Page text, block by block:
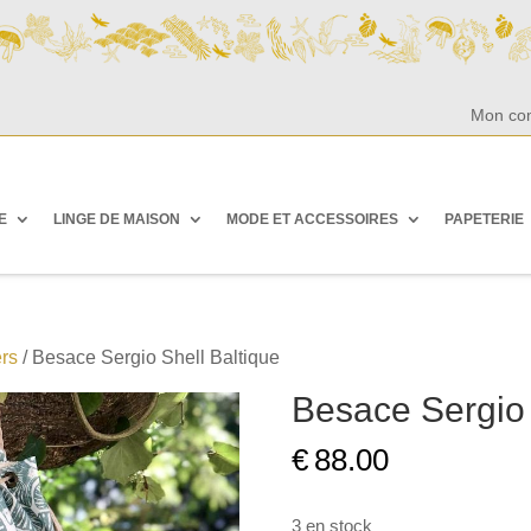
Mon
LINGE DE MAISON MODE ET ACCESSOIRES PAPETERIE
/ Besace Sergio Shell Baltique
Besace
€ 88.00
3 en stock